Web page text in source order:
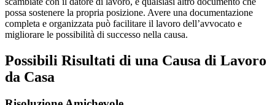
possa sostenere la propria posizione. Avere una documentazione
completa e organizzata può facilitare il lavoro dell’avvocato e
migliorare le possibilità di successo nella causa.
Possibili Risultati di una Causa di Lavoro
da Casa